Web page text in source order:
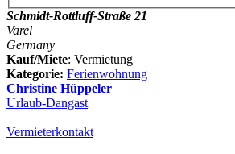
Schmidt-Rottluff-Straße 21
Varel
Germany
Kauf/Miete: Vermietung
Kategorie: Ferienwohnung
Christine Hüppeler
Urlaub-Dangast
Vermieterkontakt